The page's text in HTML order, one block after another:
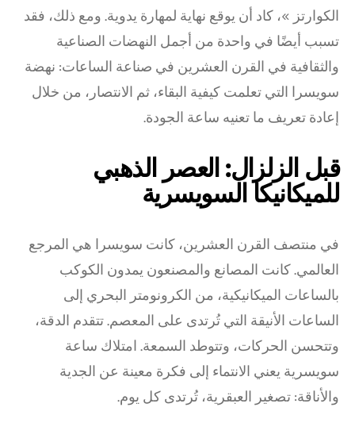
الكوارتز »، كاد أن يوقع نهاية لمهارة يدوية. ومع ذلك، فقد
تسبب أيضًا في واحدة من أجمل النهضات الصناعية
والثقافية في القرن العشرين في صناعة الساعات: نهضة
سويسرا التي تعلمت كيفية البقاء، ثم الانتصار، من خلال
إعادة تعريف ما تعنيه ساعة الجودة.
قبل الزلزال: العصر الذهبي
للميكانيكا السويسرية
في منتصف القرن العشرين، كانت سويسرا هي المرجع
العالمي. كانت المصانع والمصنعون يمدون الكوكب
بالساعات الميكانيكية، من الكرونومتر البحري إلى
الساعات الأنيقة التي تُرتدى على المعصم. تتقدم الدقة،
وتتحسن الحركات، وتتوطد السمعة. امتلاك ساعة
سويسرية يعني الانتماء إلى فكرة معينة عن الجدية
والأناقة: تصغير العبقرية، تُرتدى كل يوم.